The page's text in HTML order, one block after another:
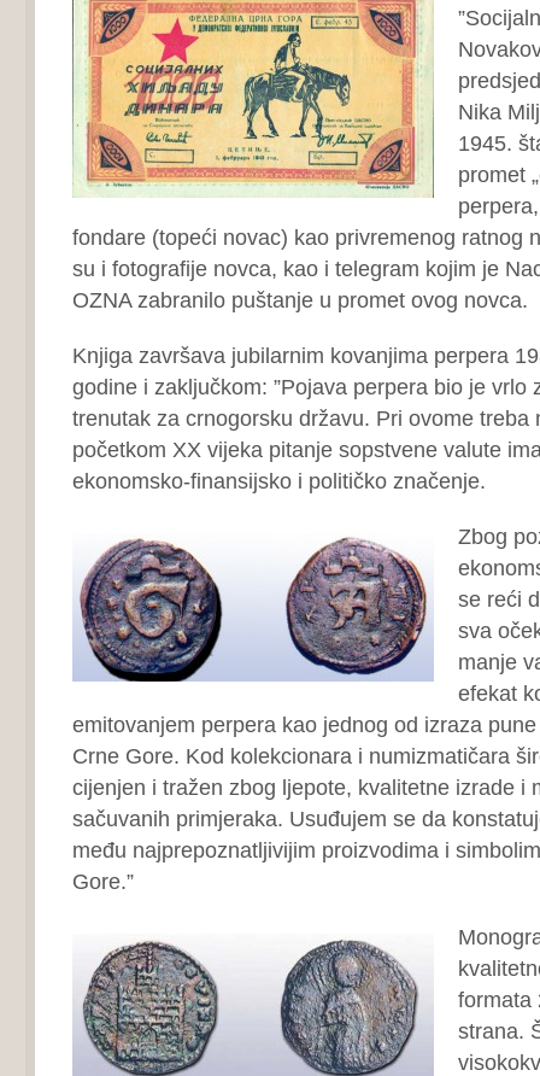
Nika
1945.
promet
fondare (topeći novac) kao privremenog ratnog
su i fotografije novca, kao i telegram kojim je
OZNA zabranilo puštanje u promet ovog novca.
Knjiga završava jubilarnim kovanjima perpera
godine i zaključkom: ”Pojava perpera bio je vrlo
trenutak za crnogorsku državu. Pri ovome treba
početkom XX vijeka pitanje sopstvene valute
ekonomsko-finansijsko i političko značenje.
Zbog
se reći
sva
manje
efekat
emitovanjem perpera kao jednog od izraza
Crne Gore. Kod kolekcionara i numizmatičara
cijenjen i tražen zbog ljepote, kvalitetne izrade i
sačuvanih primjeraka. Usuđujem se da
među najprepoznatljivijim proizvodima i
Gore.”
formata
strana.